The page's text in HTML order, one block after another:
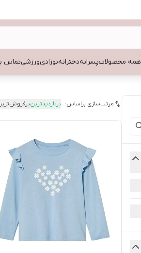
همه محصولاتپسرانهدخترانهنوزادیورزشیتماس
مرتب‌سازی براساس: پربازدیدترین